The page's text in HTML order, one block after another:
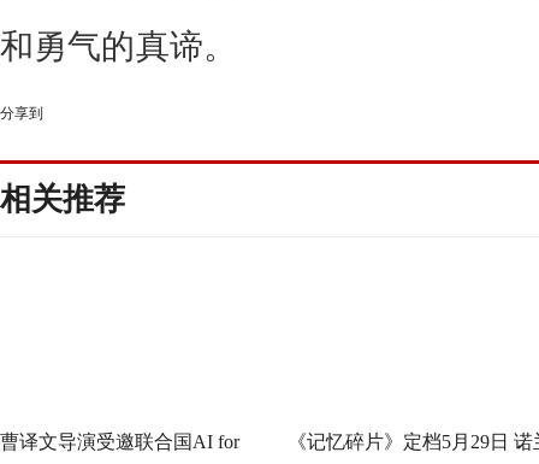
和勇气的真谛。
分享到
相关推荐
曹译文导演受邀联合国AI for 《记忆碎片》定档5月29日 诺